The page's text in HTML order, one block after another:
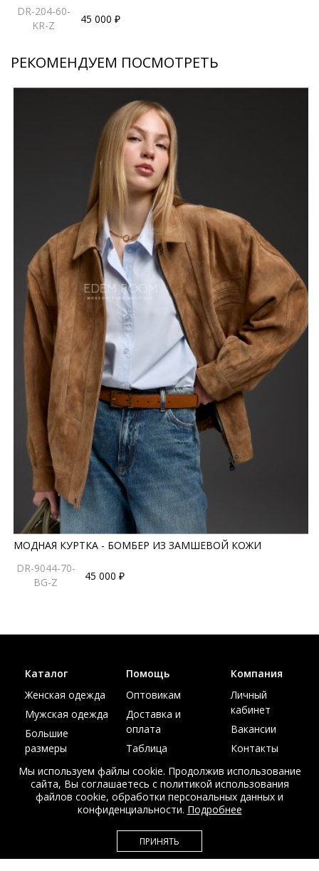
DR-204-60-
KR-Z
45 000 ₽
РЕКОМЕНДУЕМ ПОСМОТРЕТЬ
МОДНАЯ КУРТКА - БОМБЕР ИЗ ЗАМШЕВОЙ КОЖИ
DR-9044-70-
BG-Z
45 000 ₽
© Интернет магазин верхней одежды из меха и кожи
EDEM-ROOM 2011-2026
Каталог
Женская одежда
Мужская одежда
Большие
размеры
Акции
Помощь
Оптовикам
Доставка и
оплата
Таблица
Компания
Личный
кабинет
Вакансии
Контакты
Мы используем файлы cookie. Продолжив использование
сайта, Вы соглашаетесь с политикой использования
файлов cookie, обработки персональных данных и
конфиденциальности. Подробнее
ПРИНЯТЬ